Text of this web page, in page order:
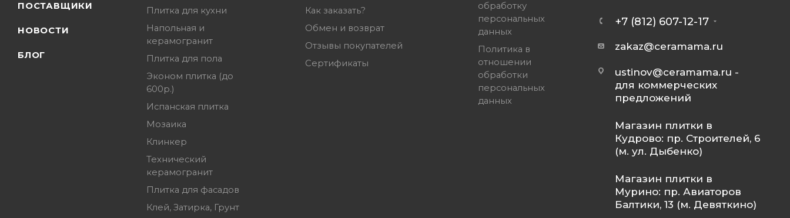
ПОСТАВЩИКИ
НОВОСТИ
БЛОГ
Плитка для кухни
Напольная и
керамогранит
Плитка для пола
Эконом плитка (до
600р.)
Испанская плитка
Мозаика
Клинкер
Технический
керамогранит
Плитка для фасадов
Клей, Затирка, Грунт
Как заказать?
Обмен и возврат
Отзывы покупателей
Сертификаты
обработку
персональных
данных
Политика в
отношении
обработки
персональных
данных
+7 (812) 607-12-17
zakaz@ceramama.ru
ustinov@ceramama.ru -
для коммерческих
предложений
Магазин плитки в
Кудрово: пр. Строителей, 6
(м. ул. Дыбенко)
Магазин плитки в
Мурино: пр. Авиаторов
Балтики, 13 (м. Девяткино)